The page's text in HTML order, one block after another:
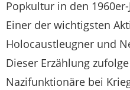
Popkultur in den
Einer der wichtigsten
Holocaustleugner und
Dieser Erzählung
Nazifunktionäre bei